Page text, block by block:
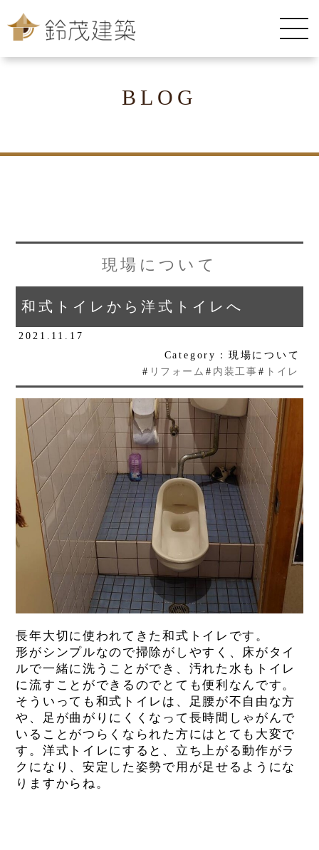
BLOG
現場について
和式トイレから洋式トイレへ
2021.11.17
Category：現場について
# リフォーム # 内装工事 # トイレ
長年大切に使われてきた和式トイレです。
形がシンプルなので掃除がしやすく、床がタイ
ルで一緒に洗うことができ、汚れた水もトイレ
に流すことができるのでとても便利なんです。
そういっても和式トイレは、足腰が不自由な方
や、足が曲がりにくくなって長時間しゃがんで
いることがつらくなられた方にはとても大変で
す。洋式トイレにすると、立ち上がる動作がラ
クになり、安定した姿勢で用が足せるようにな
りますからね。